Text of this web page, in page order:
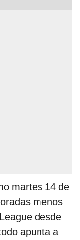
martes 14 de
menos
desde
apunta a